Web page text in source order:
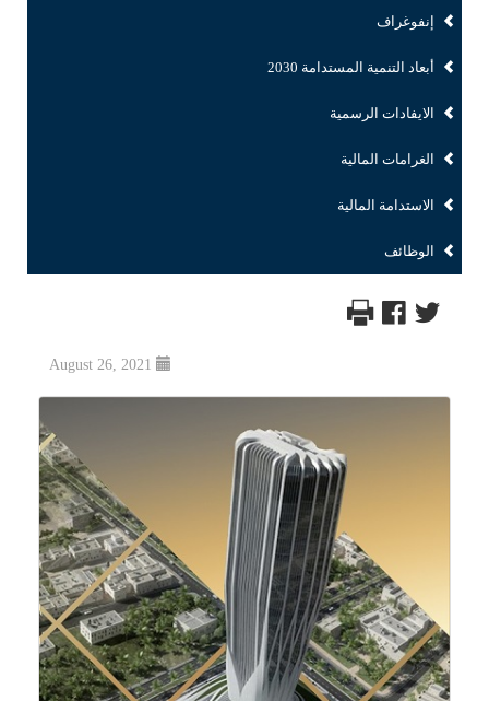
إنفوغراف
أبعاد التنمية المستدامة 2030
الايفادات الرسمية
الغرامات المالية
الاستدامة المالية
الوظائف